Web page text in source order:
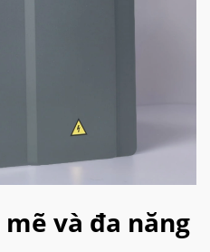
và đa năng